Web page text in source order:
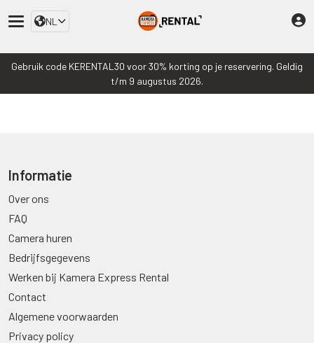
NL
Gebruik code KERENTAL30 voor 30% korting op je reservering. Geldig
t/m 9 augustus 2026.
Informatie
Over ons
FAQ
Camera huren
Bedrijfsgegevens
Werken bij Kamera Express Rental
Contact
Algemene voorwaarden
Privacy policy